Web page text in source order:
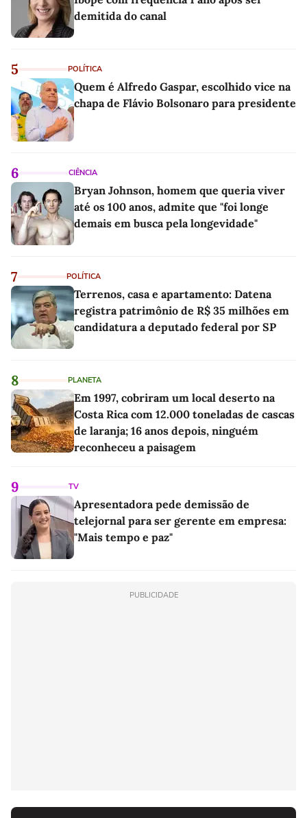
demitida do canal
5 POLÍTICA
Quem é Alfredo Gaspar, escolhido vice na
chapa de Flávio Bolsonaro para presidente
6 CIÊNCIA
Bryan Johnson, homem que queria viver
até os 100 anos, admite que "foi longe
demais em busca pela longevidade"
7 POLÍTICA
Terrenos, casa e apartamento: Datena
registra patrimônio de R$ 35 milhões em
candidatura a deputado federal por SP
8 PLANETA
Em 1997, cobriram um local deserto na
Costa Rica com 12.000 toneladas de cascas
de laranja; 16 anos depois, ninguém
reconheceu a paisagem
9 TV
Apresentadora pede demissão de
telejornal para ser gerente em empresa:
"Mais tempo e paz"
PUBLICIDADE